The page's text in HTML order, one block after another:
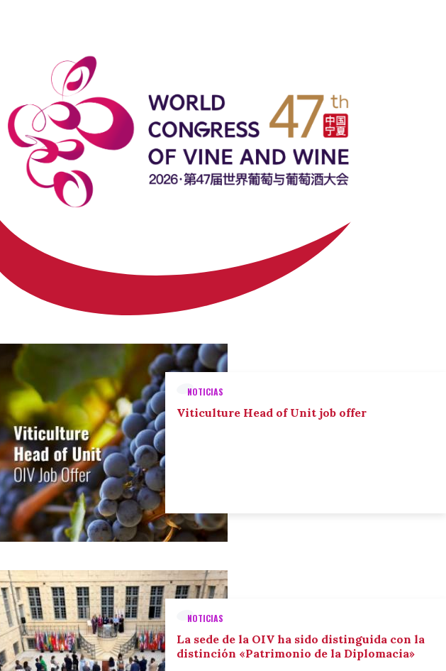
NOTICIAS
Viticulture Head of Unit job offer
NOTICIAS
La sede de la OIV ha sido distinguida con la
distinción «Patrimonio de la Diplomacia»